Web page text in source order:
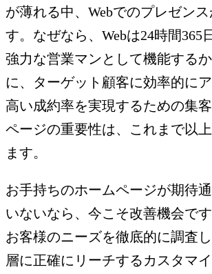
が薄れる中、Webでのプレゼン
す。なぜなら、Webは24時間365
強力な営業マンとして機能する
に、ターゲット顧客に効率的にア
高い成約率を実現するための集
ページの重要性は、これまで以
ます。
お手持ちのホームページが期待
いないなら、今こそ改善機会です
お客様のニーズを徹底的に調査
層に正確にリーチするカスタマ